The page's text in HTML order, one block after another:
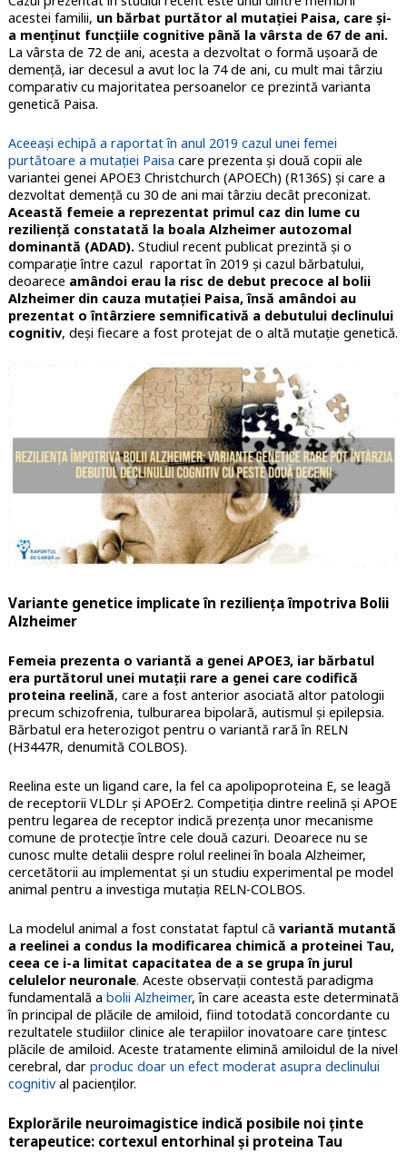
acestei familii, un bărbat purtător al mutației Paisa, care și-
a menținut funcțiile cognitive până la vârsta de 67 de ani.
La vârsta de 72 de ani, acesta a dezvoltat o formă ușoară de
demență, iar decesul a avut loc la 74 de ani, cu mult mai târziu
comparativ cu majoritatea persoanelor ce prezintă varianta
genetică Paisa.
Aceeași echipă a raportat în anul 2019 cazul unei femei
purtătoare a mutației Paisa care prezenta și două copii ale
variantei genei APOE3 Christchurch (APOECh) (R136S) și care a
dezvoltat demență cu 30 de ani mai târziu decât preconizat.
Această femeie a reprezentat primul caz din lume cu
reziliență constatată la boala Alzheimer autozomal
dominantă (ADAD).Studiul recent publicat prezintă și o
comparație între cazul raportat în 2019 și cazul bărbatului,
deoarece amândoi erau la risc de debut precoce al bolii
Alzheimer din cauza mutației Paisa, însă amândoi au
prezentat o întârziere semnificativă a debutului declinului
cognitiv, deși fiecare a fost protejat de o altă mutație genetică.
Variante genetice implicate în reziliența împotriva Bolii
Alzheimer
Femeia prezenta o variantă a genei APOE3, iar bărbatul
era purtătorul unei mutații rare a genei care codifică
proteina reelină, care a fost anterior asociată altor patologii
precum schizofrenia, tulburarea bipolară, autismul și epilepsia.
Bărbatul era heterozigot pentru o variantă rară în RELN
(H3447R, denumită COLBOS).
Reelina este un ligand care, la fel ca apolipoproteina E, se leagă
de receptorii VLDLr și APOEr2. Competiția dintre reelină și APOE
pentru legarea de receptor indică prezența unor mecanisme
comune de protecție între cele două cazuri. Deoarece nu se
cunosc multe detalii despre rolul reelinei în boala Alzheimer,
cercetătorii au implementat și un studiu experimental pe model
animal pentru a investiga mutația RELN-COLBOS.
La modelul animal a fost constatat faptul că variantă mutantă
a reelinei a condus la modificarea chimică a proteinei Tau,
ceea ce i-a limitat capacitatea de a se grupa în jurul
celulelor neuronale. Aceste observații contestă paradigma
fundamentală a bolii Alzheimer, în care aceasta este determinată
în principal de plăcile de amiloid, fiind totodată concordante cu
rezultatele studiilor clinice ale terapiilor inovatoare care țintesc
plăcile de amiloid. Aceste tratamente elimină amiloidul de la nivel
cerebral, dar produc doar un efect moderat asupra declinului
cognitival pacienților.
Explorările neuroimagistice indică posibile noi ținte
terapeutice: cortexul entorhinal și proteina Tau